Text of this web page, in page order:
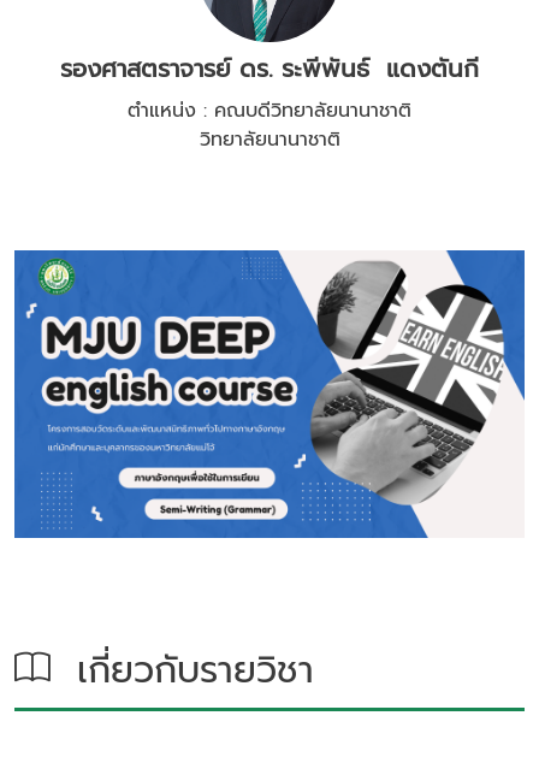
รองศาสตราจารย์ ดร. ระพีพันธ์ แดงตันกี
ตำแหน่ง : คณบดีวิทยาลัยนานาชาติ
วิทยาลัยนานาชาติ
เกี่ยวกับรายวิชา